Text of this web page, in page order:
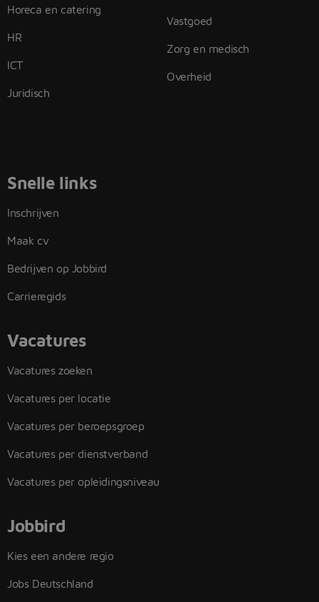
Horeca en catering
HR
ICT
Juridisch
Vastgoed
Zorg en medisch
Overheid
Snelle links
Inschrijven
Maak cv
Bedrijven op Jobbird
Carrieregids
Vacatures
Vacatures zoeken
Vacatures per locatie
Vacatures per beroepsgroep
Vacatures per dienstverband
Vacatures per opleidingsniveau
Jobbird
Kies een andere regio
Jobs Deutschland